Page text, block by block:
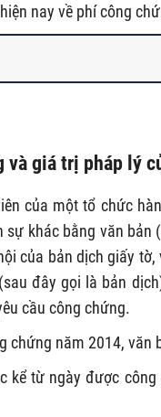
nay về phí công
giá trị pháp lý
của một tổ chức
khác bằng văn
của bản dịch giấy
đây gọi là bản
cầu công chứng.
chứng năm 2014, văn
kể từ ngày được